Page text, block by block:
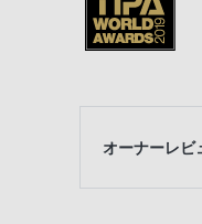
オーナーレビ